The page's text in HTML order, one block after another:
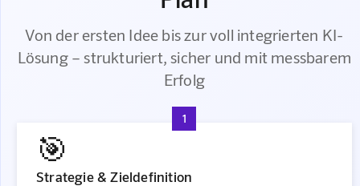
Von der ersten Idee bis zur voll integrierten KI-
Lösung – strukturiert, sicher und mit messbarem
Erfolg
1
🎯
Strategie & Zieldefinition